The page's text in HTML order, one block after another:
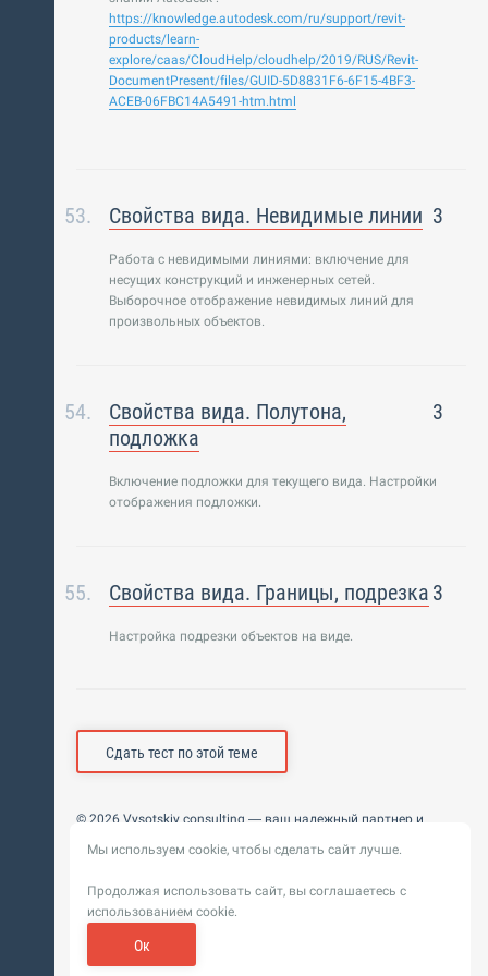
https://knowledge.autodesk.com/ru/support/revit-
products/learn-
explore/caas/CloudHelp/cloudhelp/2019/RUS/Revit-
DocumentPresent/files/GUID-5D8831F6-6F15-4BF3-
ACEB-06FBC14A5491-htm.html
Свойства вида. Невидимые линии 3
Работа с невидимыми линиями: включение для
несущих конструкций и инженерных сетей.
Выборочное отображение невидимых линий для
произвольных объектов.
Свойства вида. Полутона,
подложка
3
Включение подложки для текущего вида. Настройки
отображения подложки.
Свойства вида. Границы, подрезка 3
Настройка подрезки объектов на виде.
Сдать тест по этой теме
© 2026 Vysotskiy consulting — ваш надежный партнер и
Цифровизация, BIM, ИИ. Внедряем и оптимизируем
Пользовательское
соглашение
Политика обработки персональных
данных
Разработка сайта —
Мы используем cookie, чтобы сделать сайт лучше.
Продолжая использовать сайт, вы соглашаетесь с
использованием cookie.
Ок